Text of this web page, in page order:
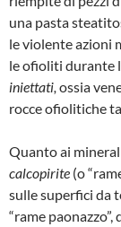
una pasta
le violente azioni
le ofio­liti durante
iniettati, ossia
rocce ofiolitiche
Quanto ai
calcopirite (o
sulle superfici da
“rame